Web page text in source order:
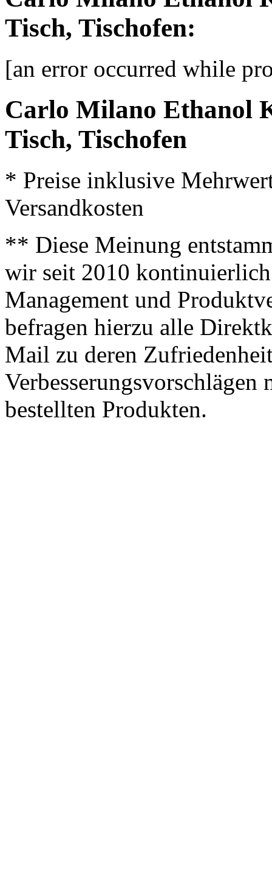
Tisch, Tischofen:
[an error occurred while
Carlo Milano Ethanol
Tisch, Tischofen
* Preise inklusive
Versandkosten
** Diese Meinung
wir seit 2010
Management und
befragen hierzu alle
Mail zu deren
bestellten Produkten.